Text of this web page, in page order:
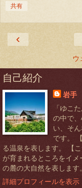
共有
‹
ウ
自己紹介
岩手
「ゆこ
の中で
い、そ
です。
る温泉を表します。 【
が育まれるところをイメ
の麓の大自然を表します。
詳細プロフィールを表示